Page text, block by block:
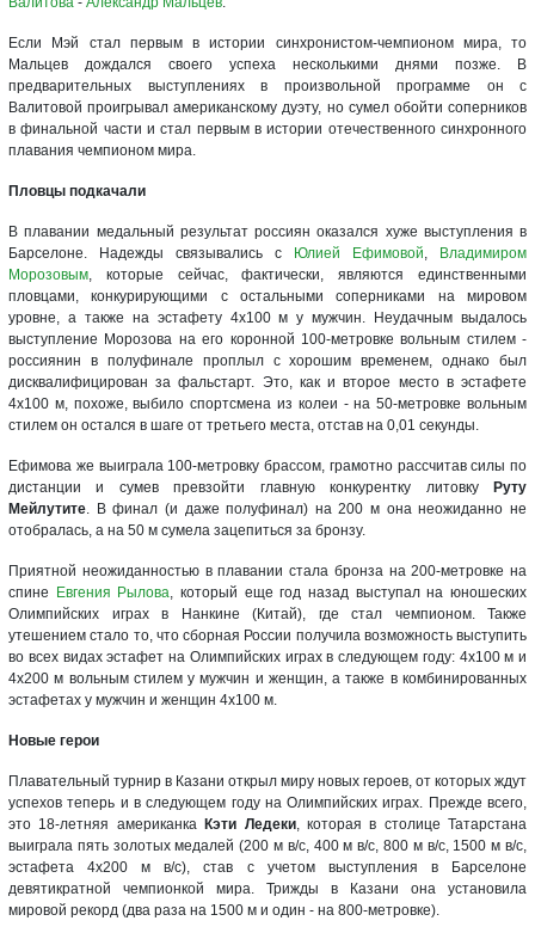
Если Мэй стал первым в истории синхронистом-чемпионом мира, то
Мальцев дождался своего успеха несколькими днями позже. В
предварительных выступлениях в произвольной программе он с
Валитовой проигрывал американскому дуэту, но сумел обойти соперников
в финальной части и стал первым в истории отечественного синхронного
плавания чемпионом мира.
Пловцы подкачали
В плавании медальный результат россиян оказался хуже выступления в
Барселоне. Надежды связывались с
Юлией Ефимовой,
Владимиром
Морозовым, которые сейчас, фактически, являются единственными
пловцами, конкурирующими с остальными соперниками на мировом
уровне, а также на эстафету 4х100 м у мужчин. Неудачным выдалось
выступление Морозова на его коронной 100-метровке вольным стилем -
россиянин в полуфинале проплыл с хорошим временем, однако был
дисквалифицирован за фальстарт. Это, как и второе место в эстафете
4х100 м, похоже, выбило спортсмена из колеи - на 50-метровке вольным
стилем он остался в шаге от третьего места, отстав на 0,01 секунды.
Ефимова же выиграла 100-метровку брассом, грамотно рассчитав силы по
дистанции и сумев превзойти главную конкурентку литовку
Руту
Мейлутите. В финал (и даже полуфинал) на 200 м она неожиданно не
отобралась, а на 50 м сумела зацепиться за бронзу.
Приятной неожиданностью в плавании стала бронза на 200-метровке на
спине
Евгения Рылова, который еще год назад выступал на юношеских
Олимпийских играх в Нанкине (Китай), где стал чемпионом. Также
утешением стало то, что сборная России получила возможность выступить
во всех видах эстафет на Олимпийских играх в следующем году: 4х100 м и
4х200 м вольным стилем у мужчин и женщин, а также в комбинированных
эстафетах у мужчин и женщин 4х100 м.
Новые герои
Плавательный турнир в Казани открыл миру новых героев, от которых ждут
успехов теперь и в следующем году на Олимпийских играх. Прежде всего,
это 18-летняя американка Кэти Ледеки, которая в столице Татарстана
выиграла пять золотых медалей (200 м в/с, 400 м в/с, 800 м в/с, 1500 м в/с,
эстафета 4х200 м в/с), став с учетом выступления в Барселоне
девятикратной чемпионкой мира. Трижды в Казани она установила
мировой рекорд (два раза на 1500 м и один - на 800-метровке).